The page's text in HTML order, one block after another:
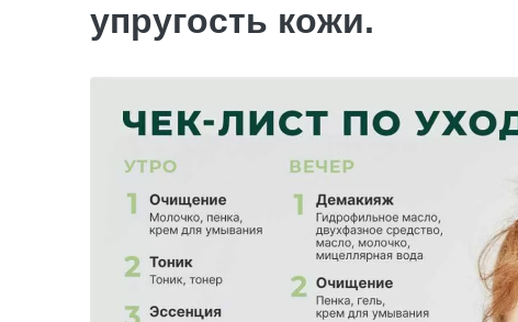
упругость кожи.